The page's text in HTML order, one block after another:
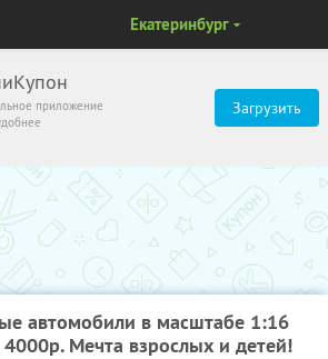
приложение
Загрузить
Екатеринбург
автомобили в масштабе 1:16
Мечта взрослых и детей!